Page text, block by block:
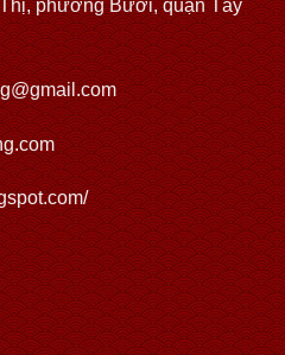
phường Bưởi, quận Tây